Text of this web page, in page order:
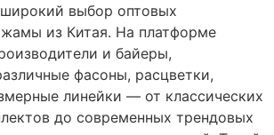
выбор оптовых
из Китая. На платформе
и байеры,
фасоны, расцветки,
линейки — от классических
до современных трендовых